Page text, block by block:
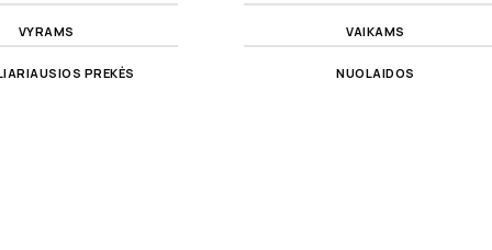
VYRAMS VAIKAMS
PREKĖS NUOLAIDOS